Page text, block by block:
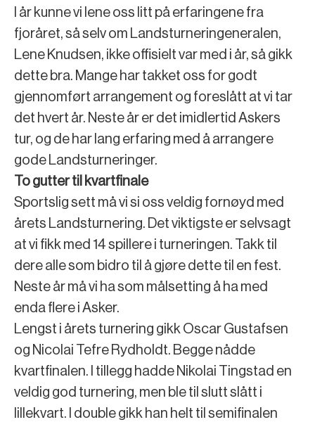
I år kunne vi lene oss litt på erfaringene fra
fjoråret, så selv om Landsturneringeneralen,
Lene Knudsen, ikke offisielt var med i år, så gikk
dette bra. Mange har takket oss for godt
gjennomført arrangement og foreslått at vi tar
det hvert år. Neste år er det imidlertid Askers
tur, og de har lang erfaring med å arrangere
gode Landsturneringer.
To gutter til kvartfinale
Sportslig sett må vi si oss veldig fornøyd med
årets Landsturnering. Det viktigste er selvsagt
at vi fikk med 14 spillere i turneringen. Takk til
dere alle som bidro til å gjøre dette til en fest.
Neste år må vi ha som målsetting å ha med
enda flere i Asker.
Lengst i årets turnering gikk Oscar Gustafsen
og Nicolai Tefre Rydholdt. Begge nådde
kvartfinalen. I tillegg hadde Nikolai Tingstad en
veldig god turnering, men ble til slutt slått i
lillekvart. I double gikk han helt til semifinalen